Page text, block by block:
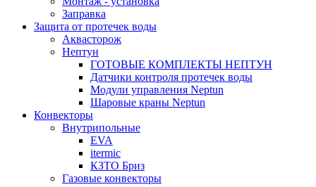
Заправка
Защита от протечек воды
Аквасторож
Нептун
ГОТОВЫЕ КОМПЛЕКТЫ НЕПТУН
Датчики контроля протечек воды
Модули управления Neptun
Шаровые краны Neptun
Конвекторы
Внутрипольные
EVA
itermic
КЗТО Бриз
Газовые конвекторы